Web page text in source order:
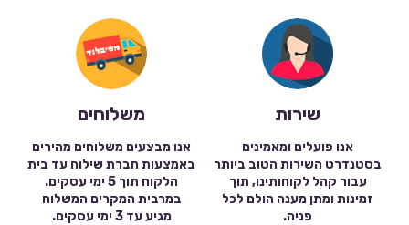
שירות
אנו פועלים ומאמינים
בסטנדרט השירות הטוב ביותר
עבור קהל לקוחותינו, תוך
זמינות ומתן מענה הולם לכל
פניה.
משלוחים
אנו מבצעים משלוחים מהירים
באמצעות חברת שילוח עד בית
הלקוח תוך 5 ימי עסקים.
במרבית המקרים המשלוח
מגיע עד 3 ימי עסקים.